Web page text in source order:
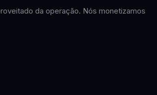
da operação. Nós monetizamos